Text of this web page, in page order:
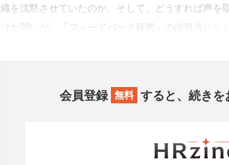
織を沈黙させていたのか。そして、どうすれば声を
会員登録 無料 すると、続きを